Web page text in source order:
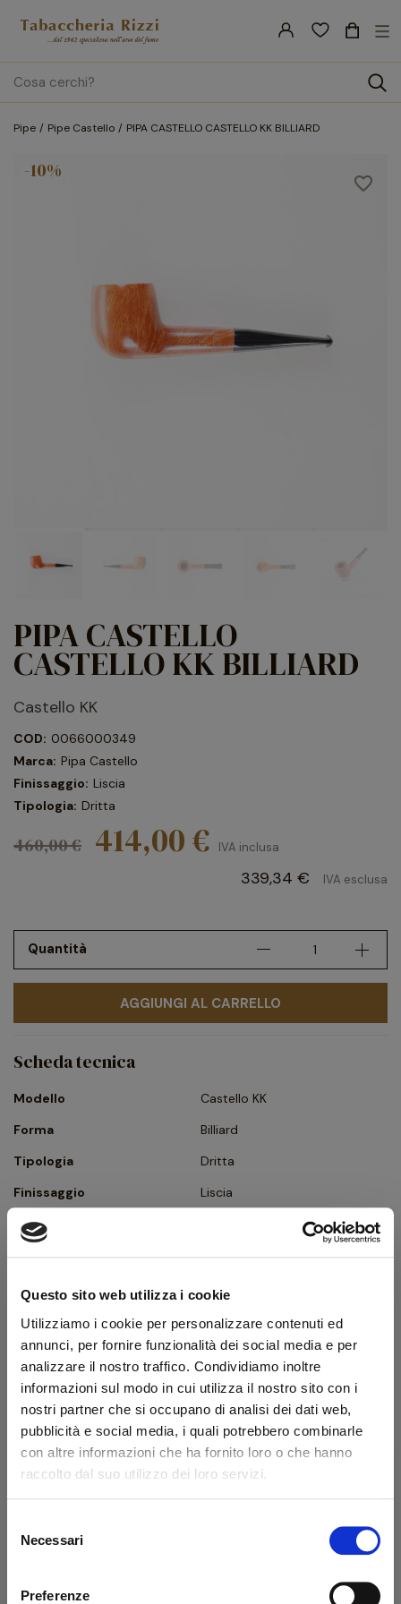
Questo sito web utilizza i cookie
Utilizziamo i cookie per personalizzare contenuti ed
annunci, per fornire funzionalità dei social media e per
analizzare il nostro traffico. Condividiamo inoltre
informazioni sul modo in cui utilizza il nostro sito con i
nostri partner che si occupano di analisi dei dati web,
pubblicità e social media, i quali potrebbero combinarle
con altre informazioni che ha fornito loro o che hanno
raccolto dal suo utilizzo dei loro servizi.
delNecessari
Preferenze
search
☰
Pipe Pipe Castello PIPA CASTELLO CASTELLO KK BILLIARD
favorite_border
-10%
PIPA CASTELLO
CASTELLO KK BILLIARD
Castello KK
COD: 0066000349
Marca: Pipa Castello
Finissaggio: Liscia
Tipologia: Dritta
460,00 € 414,00 € IVA inclusa
339,34 € IVA esclusa
Quantità
AGGIUNGI AL CARRELLO
Scheda tecnica
Modello
Castello KK
Forma
Billiard
Tipologia
Dritta
Finissaggio
Liscia
Colore
Bocchino
Metacrilato
Filtro
Peso (g)
58
Confezione originale
Condizione
Pipe Nuove
Descrizione produttore
Il marchio Pipa Castello è indissolubilmente legato al nome del
suo fondatore Carlo Scotti, tabaccaio del Canton Ticino che
nei primi anni del Novecento nutrì una grande passione per il
sua piccola tabaccheria, Carlo Scotti, grande esteta e amante